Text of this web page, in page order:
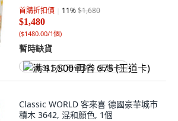
首購折扣價 11%$1,680
$1,480
($1480.00/1個)
暫時缺貨
满 $1,500 再省 $75 (王道卡)
Classic WORLD 客來喜 德國豪華城市
積木 3642, 混和顏色, 1個